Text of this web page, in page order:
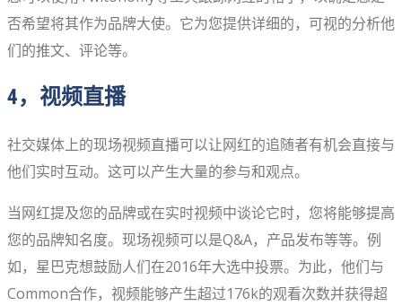
否希望将其作为品牌大使。它为您提供详细的，可视的分析他
们的推文、评论等。
4，视频直播
社交媒体上的现场视频直播可以让网红的追随者有机会直接与
他们实时互动。这可以产生大量的参与和观点。
当网红提及您的品牌或在实时视频中谈论它时，您将能够提高
您的品牌知名度。现场视频可以是Q&A，产品发布等等。例
如，星巴克想鼓励人们在2016年大选中投票。为此，他们与
Common合作，视频能够产生超过176k的观看次数并获得超